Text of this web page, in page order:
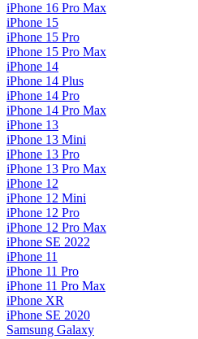
iPhone 16 Pro Max
iPhone 15
iPhone 15 Pro
iPhone 15 Pro Max
iPhone 14
iPhone 14 Plus
iPhone 14 Pro
iPhone 14 Pro Max
iPhone 13
iPhone 13 Mini
iPhone 13 Pro
iPhone 13 Pro Max
iPhone 12
iPhone 12 Mini
iPhone 12 Pro
iPhone 12 Pro Max
iPhone SE 2022
iPhone 11
iPhone 11 Pro
iPhone 11 Pro Max
iPhone XR
iPhone SE 2020
Samsung Galaxy